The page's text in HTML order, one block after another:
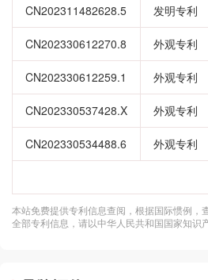
CN202311482628.5 发明专利
CN202330612270.8 外观专利
CN202330612259.1 外观专利
CN202330537428.X 外观专利
CN202330534488.6 外观专利
本站免费提供专利信息查阅，根据国际惯例
全部专利信息，请以中华人民共和国国家知识